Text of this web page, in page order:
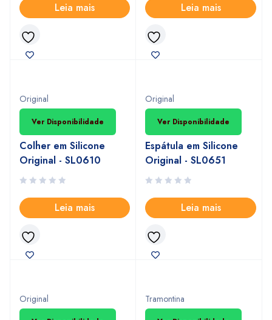
Leia mais Leia mais
Original
Ver Disponibilidade
Colher em Silicone
Original - SL0610
Leia mais
Original
Ver Disponibilidade
Espátula em Silicone
Original - SL0651
Leia mais
Original Tramontina